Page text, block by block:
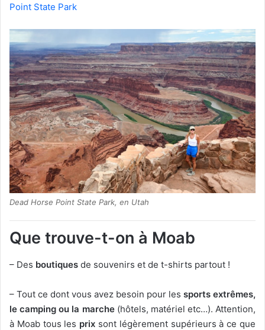
Point State Park
Dead Horse Point State Park, en Utah
Que trouve-t-on à Moab
– Des boutiques de souvenirs et de t-shirts partout !
– Tout ce dont vous avez besoin pour les sports extrêmes,
le camping ou la marche(hôtels, matériel etc…). Attention,
à Moab tous les prix sont légèrement supérieurs à ce que